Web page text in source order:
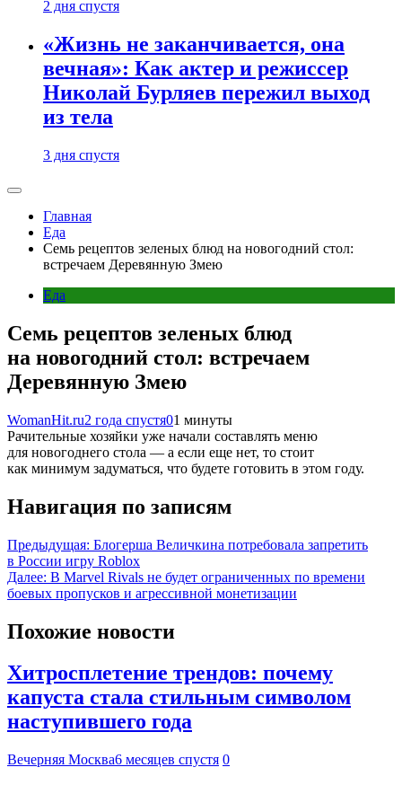
2 дня спустя
«Жизнь не заканчивается, она
вечная»: Как актер и режиссер
Николай Бурляев пережил выход
из тела
3 дня спустя
Главная
Еда
Семь рецептов зеленых блюд на новогодний стол:
встречаем Деревянную Змею
Еда
Семь рецептов зеленых блюд
на новогодний стол: встречаем
Деревянную Змею
WomanHit.ru2 года спустя01 минуты
Рачительные хозяйки уже начали составлять меню
для новогоднего стола — а если еще нет, то стоит
как минимум задуматься, что будете готовить в этом году.
Навигация по записям
Предыдущая: Блогерша Величкина потребовала запретить
в России игру Roblox
Далее: В Marvel Rivals не будет ограниченных по времени
боевых пропусков и агрессивной монетизации
Похожие новости
Хитросплетение трендов: почему
капуста стала стильным символом
наступившего года
Вечерняя Москва6 месяцев спустя 0